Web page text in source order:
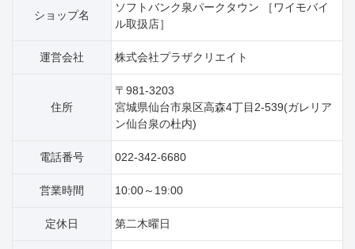
ショップ名
ソフトバンク泉パークタウン ［ワイモバイ
ル取扱店］
運営会社 株式会社プラザクリエイト
住所
〒981-3203
宮城県仙台市泉区高森4丁目2‐539(ガレリア
ン仙台泉の杜内)
電話番号 022-342-6680
営業時間 10:00～19:00
定休日 第二木曜日